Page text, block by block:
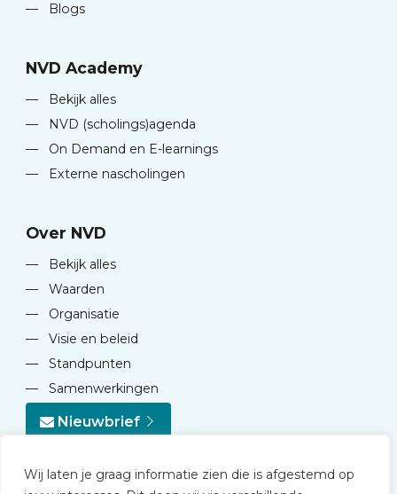
Wij laten je graag informatie zien die is afgestemd op
—
Blogs
NVD Academy
—
Bekijk alles
—
NVD (scholings)agenda
—
On Demand en E-learnings
—
Externe nascholingen
Over NVD
—
Bekijk alles
—
Waarden
—
Organisatie
—
Visie en beleid
—
Standpunten
—
Samenwerkingen
Nieuwbrief